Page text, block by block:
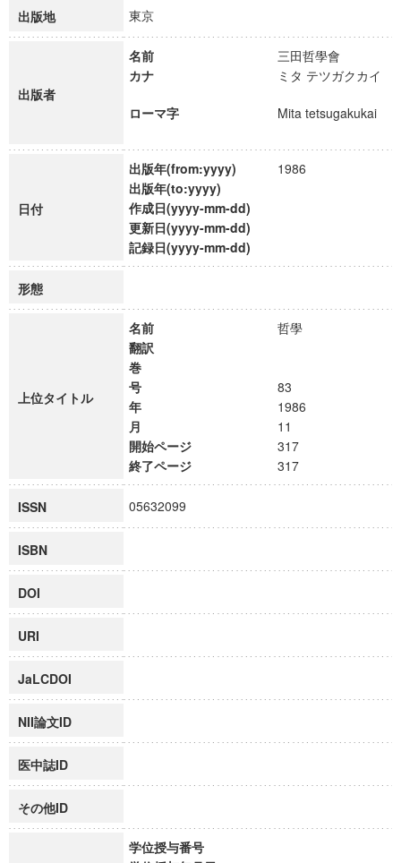
出版地 東京
出版者
名前
三田哲學會
カナ
ミタ テツガクカイ
ローマ字 Mita tetsugakukai
日付
出版年(from:yyyy)
1986
出版年(to:yyyy)
作成日(yyyy-mm-dd)
更新日(yyyy-mm-dd)
記録日(yyyy-mm-dd)
形態
上位タイトル
名前
哲學
翻訳
巻
号
83
年
1986
月
11
開始ページ
317
終了ページ
317
ISSN 05632099
ISBN
DOI
URI
JaLCDOI
NII論文ID
医中誌ID
その他ID
学位授与番号